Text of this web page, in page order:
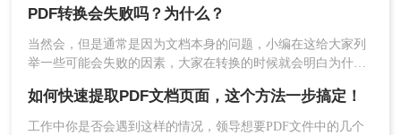
档，快来看看吧！​
PDF转换会失败吗？为什么？
当然会，但是通常是因为文档本身的问题，小编在这给大家列
举一些可能会失败的因素，大家在转换的时候就会明白为什么
器，有些特殊情况是转换器也解决不了的，下面就来详细的讲
讲，看完你就明白了。
如何快速提取PDF文档页面，这个方法一步搞定！
工作中你是否会遇到这样的情况，领导想要PDF文件中的几个